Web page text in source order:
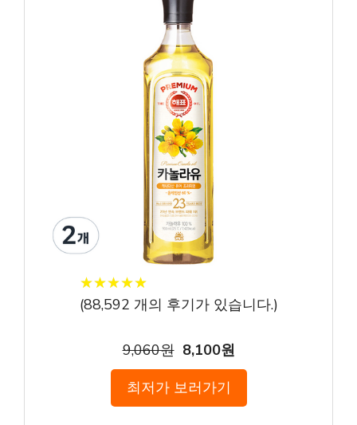
★★★★★
★★★★★
(88,592 개의 후기가 있습니다.)
9,060원 8,100원
최저가 보러가기